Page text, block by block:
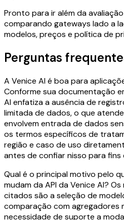
Pronto para ir além da
comparando gateways lado a
modelos, preços e política de
Perguntas
A Venice AI é boa para
Conforme sua documentação
AI enfatiza a ausência de
limitada de dados, o que
envolvem entrada de dados
os termos específicos de
região e caso de uso
antes de confiar nisso para fins
Qual é o principal motivo pelo
mudam da API da Venice AI?
citados são a seleção de
comparação com agregadores
necessidade de suporte a